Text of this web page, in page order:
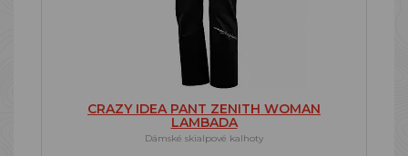
CRAZY IDEA PANT ZENITH WOMAN
LAMBADA
Dámské skialpové kalhoty